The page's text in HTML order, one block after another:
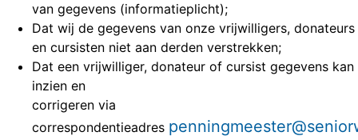
van gegevens (informatieplicht);
Dat wij de gegevens van onze vrijwilligers, donateurs
en cursisten niet aan derden verstrekken;
Dat een vrijwilliger, donateur of cursist gegevens kan
inzien en
corrigeren via
correspondentieadres